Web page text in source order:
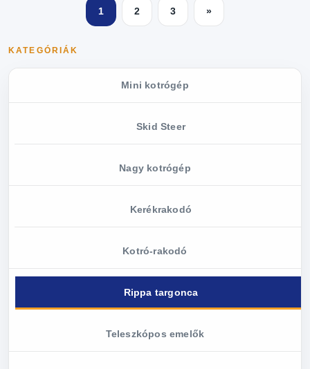
KATEGÓRIÁK
Mini kotrógép
Skid Steer
Nagy kotrógép
Kerékrakodó
Kotró-rakodó
Rippa targonca
Teleszkópos emelők
1 2 3 »